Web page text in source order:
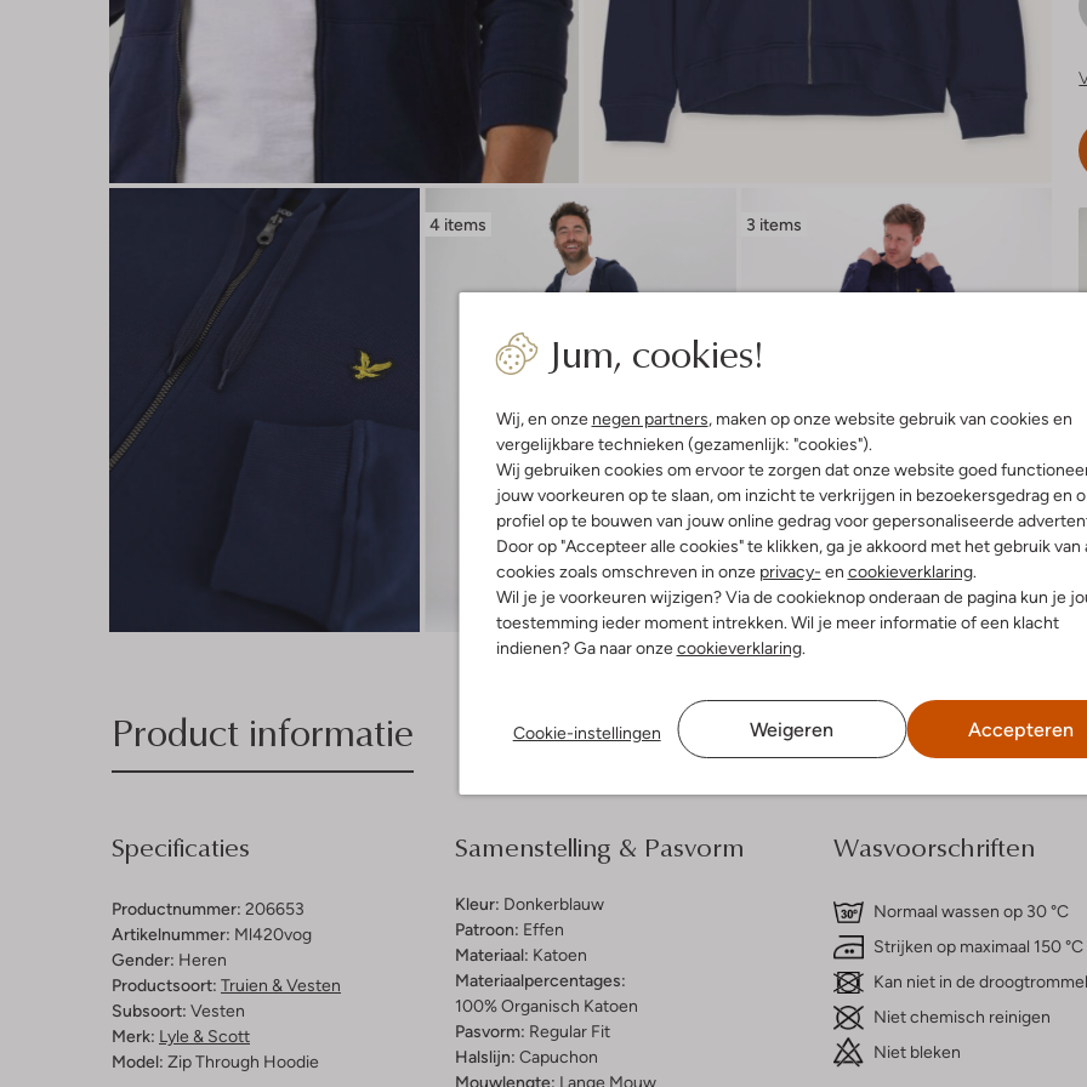
Jum, cookies!
Wij, en onze negen partners, maken op onze website gebruik van cookies en
vergelijkbare technieken (gezamenlijk: "cookies").
Wij gebruiken cookies om ervoor te zorgen dat onze website goed
jouw voorkeuren op te slaan, om inzicht te verkrijgen in bezoekersgedrag en
profiel op te bouwen van jouw online gedrag voor gepersonaliseerde
Door op "Accepteer alle cookies" te klikken, ga je akkoord met het gebruik van
cookies zoals omschreven in onze privacy- en cookieverklaring.
Wil je je voorkeuren wijzigen? Via de cookieknop onderaan de pagina kun je
toestemming ieder moment intrekken. Wil je meer informatie of een klacht
indienen? Ga naar onzecookieverklaring.
Cookie-instellingen Weigeren Accepteren
4 items
Ontdek de look
3 items
Ontdek de look
Product informatie Bezorgen & retourneren
Specificaties
Productnummer: 206653
Artikelnummer: Ml420vog
Gender: Heren
Productsoort: Truien & Vesten
Subsoort: Vesten
Merk: Lyle & Scott
Model: Zip Through Hoodie
Samenstelling & Pasvorm
Kleur: Donkerblauw
Patroon: Effen
Materiaal: Katoen
Materiaalpercentages:
100% Organisch Katoen
Pasvorm: Regular Fit
Halslijn: Capuchon
Mouwlengte: Lange Mouw
Wasvoorschriften
Normaal wassen op 30 °C
Strijken op maximaal 150 °C
Kan niet in de droogtrommel
Niet chemisch reinigen
Niet bleken